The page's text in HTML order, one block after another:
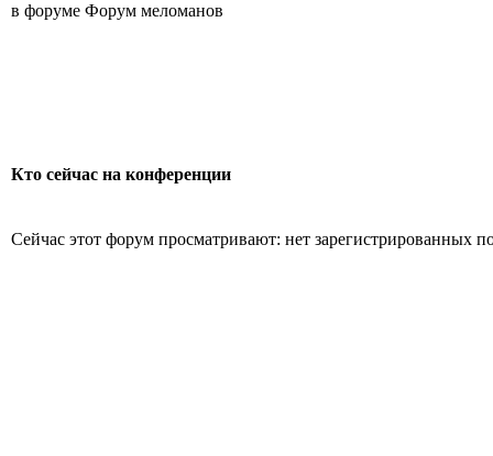
в форуме Форум меломанов
Кто сейчас на конференции
Сейчас этот форум просматривают: нет зарегистрированных